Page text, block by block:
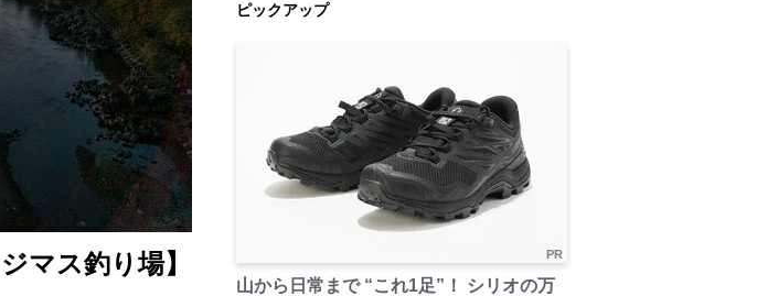
マス釣り場】
ピックアップ
PR
山から日常まで “これ1足”！ シリオの万